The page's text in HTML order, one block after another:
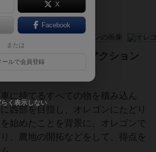
組み合わせで示すアクション
いく配置ゲーム
に持てるすべての物を積み込ん
西部を目指し、オレゴンにたどり
始めたことを背景に、オレゴンで
、農地の開拓などをして、得点を
X
Facebook
または
ールで会員登録
らく表示しない